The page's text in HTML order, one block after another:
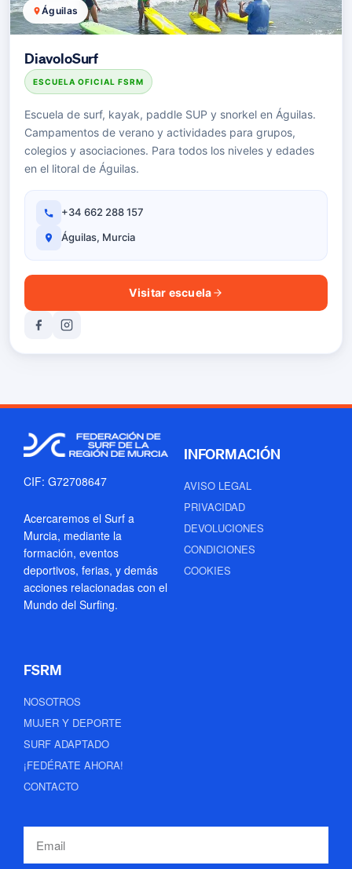
Águilas
DiavoloSurf
ESCUELA OFICIAL FSRM
Escuela de surf, kayak, paddle SUP y snorkel en Águilas.
Campamentos de verano y actividades para grupos,
colegios y asociaciones. Para todos los niveles y edades
en el litoral de Águilas.
+34 662 288 157
Águilas, Murcia
Visitar escuela
CIF: G72708647
Acercaremos el Surf a
Murcia, mediante la
formación, eventos
deportivos, ferias, y demás
acciones relacionadas con el
Mundo del Surfing.
INFORMACIÓN
AVISO LEGAL
PRIVACIDAD
DEVOLUCIONES
CONDICIONES
COOKIES
FSRM
NOSOTROS
MUJER Y DEPORTE
SURF ADAPTADO
¡FEDÉRATE AHORA!
CONTACTO